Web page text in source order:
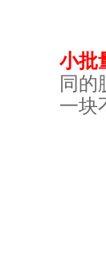
小批
同的
一块